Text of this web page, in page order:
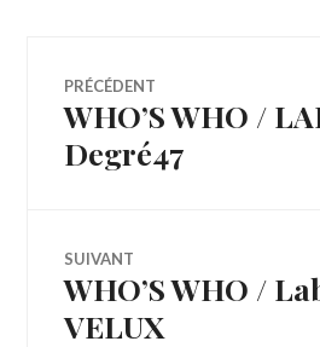
Navigation
de
PRÉCÉDENT
Article
précédent :
WHO’S WHO /
Degré47
SUIVANT
Article
WHO’S WHO /
VELUX